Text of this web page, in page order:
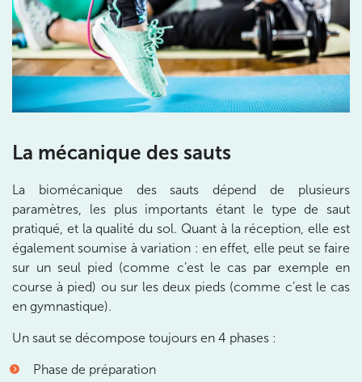
La mécanique des sauts
La biomécanique des sauts dépend de plusieurs
paramètres, les plus importants étant le type de saut
pratiqué, et la qualité du sol. Quant à la réception, elle est
également soumise à variation : en effet, elle peut se faire
sur un seul pied (comme c’est le cas par exemple en
course à pied) ou sur les deux pieds (comme c’est le cas
en gymnastique).
Un saut se décompose toujours en 4 phases :
Phase de préparation
avec les équipes
de Jérôme Auger
Bénéficiez de l’ expertise de Jérôme Augeren
prenant rendez-vous avecses équipesdans votre
cabinet
IK – Institut Kinésithérapie le plus proche
de chez vous ou chezKOSS, votre allié sport du
IK PARIS 16 – TROCADÉRO
8 Av. de Camoens 75116 Paris
8 Av. de Camoens 75116 Paris
01 42 15 22 46
Prenez RDV sur